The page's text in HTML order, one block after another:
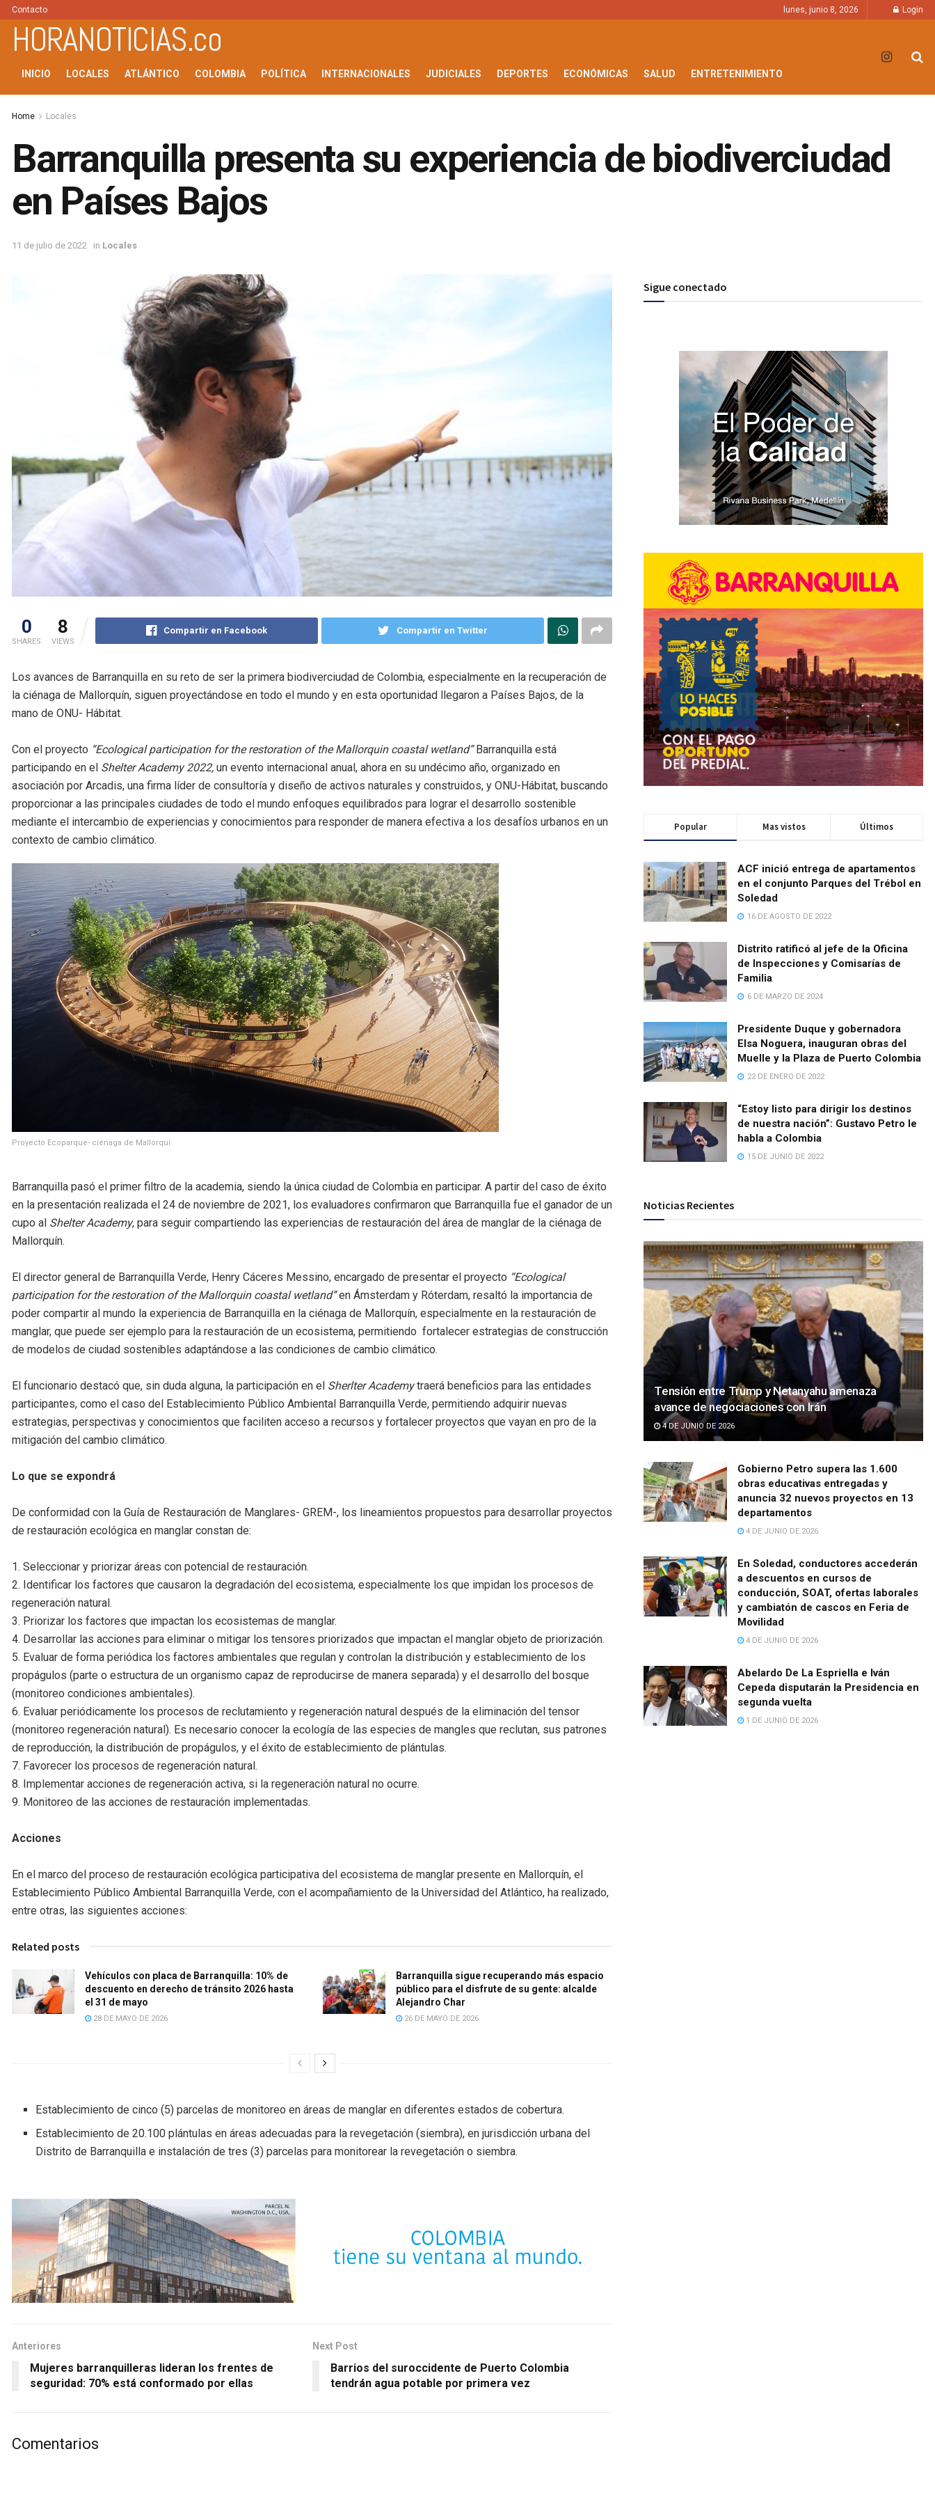
Contacto lunes, junio 8, 2026 Login
HORANOTICIAS.co
INICIO LOCALES ATLÁNTICO COLOMBIA POLÍTICA INTERNACIONALES JUDICIALES DEPORTES ECONÓMICAS SALUD ENTRETENIMIENTO
Home Locales
Barranquilla presenta su experiencia de biodiverciudad
en Países Bajos
11 de julio de 2022 in Locales
0
SHARES
8
VIEWS
Compartir en Facebook Compartir en Twitter
Los avances de Barranquilla en su reto de ser la primera biodiverciudad de Colombia, especialmente en la recuperación de
la ciénaga de Mallorquín, siguen proyectándose en todo el mundo y en esta oportunidad llegaron a Países Bajos, de la
mano de ONU- Hábitat.
Con el proyecto “Ecological participation for the restoration of the Mallorquin coastal wetland”Barranquilla está
participando en el Shelter Academy 2022, un evento internacional anual, ahora en su undécimo año, organizado en
asociación por Arcadis, una firma líder de consultoría y diseño de activos naturales y construidos, y ONU-Hábitat, buscando
proporcionar a las principales ciudades de todo el mundo enfoques equilibrados para lograr el desarrollo sostenible
mediante el intercambio de experiencias y conocimientos para responder de manera efectiva a los desafíos urbanos en un
contexto de cambio climático.
Proyecto Ecoparque- ciénaga de Mallorquí
Barranquilla pasó el primer filtro de la academia, siendo la única ciudad de Colombia en participar. A partir del caso de éxito
en la presentación realizada el 24 de noviembre de 2021, los evaluadores confirmaron que Barranquilla fue el ganador de un
cupo al Shelter Academy, para seguir compartiendo las experiencias de restauración del área de manglar de la ciénaga de
Mallorquín.
El director general de Barranquilla Verde, Henry Cáceres Messino, encargado de presentar el proyecto “Ecological
participation for the restoration of the Mallorquin coastal wetland”en Ámsterdam y Róterdam, resaltó la importancia de
poder compartir al mundo la experiencia de Barranquilla en la ciénaga de Mallorquín, especialmente en la restauración de
manglar, que puede ser ejemplo para la restauración de un ecosistema, permitiendo fortalecer estrategias de construcción
de modelos de ciudad sostenibles adaptándose a las condiciones de cambio climático.
El funcionario destacó que, sin duda alguna, la participación en el Sherlter Academytraerá beneficios para las entidades
participantes, como el caso del Establecimiento Público Ambiental Barranquilla Verde, permitiendo adquirir nuevas
estrategias, perspectivas y conocimientos que faciliten acceso a recursos y fortalecer proyectos que vayan en pro de la
mitigación del cambio climático.
Lo que se expondrá
De conformidad con la Guía de Restauración de Manglares- GREM-, los lineamientos propuestos para desarrollar proyectos
de restauración ecológica en manglar constan de:
1. Seleccionar y priorizar áreas con potencial de restauración.
2. Identificar los factores que causaron la degradación del ecosistema, especialmente los que impidan los procesos de
regeneración natural.
3. Priorizar los factores que impactan los ecosistemas de manglar.
4. Desarrollar las acciones para eliminar o mitigar los tensores priorizados que impactan el manglar objeto de priorización.
5. Evaluar de forma periódica los factores ambientales que regulan y controlan la distribución y establecimiento de los
propágulos (parte o estructura de un organismo capaz de reproducirse de manera separada) y el desarrollo del bosque
(monitoreo condiciones ambientales).
6. Evaluar periódicamente los procesos de reclutamiento y regeneración natural después de la eliminación del tensor
(monitoreo regeneración natural). Es necesario conocer la ecología de las especies de mangles que reclutan, sus patrones
de reproducción, la distribución de propágulos, y el éxito de establecimiento de plántulas.
7. Favorecer los procesos de regeneración natural.
8. Implementar acciones de regeneración activa, si la regeneración natural no ocurre.
9. Monitoreo de las acciones de restauración implementadas.
Acciones
En el marco del proceso de restauración ecológica participativa del ecosistema de manglar presente en Mallorquín, el
Establecimiento Público Ambiental Barranquilla Verde, con el acompañamiento de la Universidad del Atlántico, ha realizado,
entre otras, las siguientes acciones:
Related posts
Vehículos con placa de Barranquilla: 10% de
descuento en derecho de tránsito 2026 hasta
el 31 de mayo
28 DE MAYO DE 2026
Barranquilla sigue recuperando más espacio
público para el disfrute de su gente: alcalde
Alejandro Char
26 DE MAYO DE 2026
Establecimiento de cinco (5) parcelas de monitoreo en áreas de manglar en diferentes estados de cobertura.
Establecimiento de 20.100 plántulas en áreas adecuadas para la revegetación (siembra), en jurisdicción urbana del
Distrito de Barranquilla e instalación de tres (3) parcelas para monitorear la revegetación o siembra.
Anteriores
Mujeres barranquilleras lideran los frentes de
seguridad: 70% está conformado por ellas
Next Post
Barrios del suroccidente de Puerto Colombia
tendrán agua potable por primera vez
Comentarios
Sigue conectado
Popular Mas vistos Últimos
ACF inició entrega de apartamentos
en el conjunto Parques del Trébol en
Soledad
16 DE AGOSTO DE 2022
Distrito ratificó al jefe de la Oficina
de Inspecciones y Comisarías de
Familia
6 DE MARZO DE 2024
Presidente Duque y gobernadora
Elsa Noguera, inauguran obras del
Muelle y la Plaza de Puerto Colombia
22 DE ENERO DE 2022
“Estoy listo para dirigir los destinos
de nuestra nación”: Gustavo Petro le
habla a Colombia
15 DE JUNIO DE 2022
Noticias Recientes
Tensión entre Trump y Netanyahu amenaza
avance de negociaciones con Irán
4 DE JUNIO DE 2026
Gobierno Petro supera las 1.600
obras educativas entregadas y
anuncia 32 nuevos proyectos en 13
departamentos
4 DE JUNIO DE 2026
En Soledad, conductores accederán
a descuentos en cursos de
conducción, SOAT, ofertas laborales
y cambiatón de cascos en Feria de
Movilidad
4 DE JUNIO DE 2026
Abelardo De La Espriella e Iván
Cepeda disputarán la Presidencia en
segunda vuelta
1 DE JUNIO DE 2026